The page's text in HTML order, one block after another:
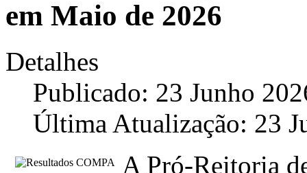
em Maio de 2026
Detalhes
Publicado: 23 Junho
Última Atualização: 23
A Pró-Reitoria